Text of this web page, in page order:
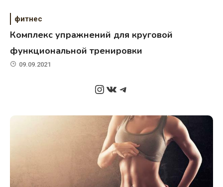
фитнес
Комплекс упражнений для круговой
функциональной тренировки
09.09.2021
Instagram
ВКонтакте
Telegram